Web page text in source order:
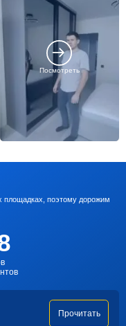
Посмотреть
площадках, поэтому дорожим
Прочитать